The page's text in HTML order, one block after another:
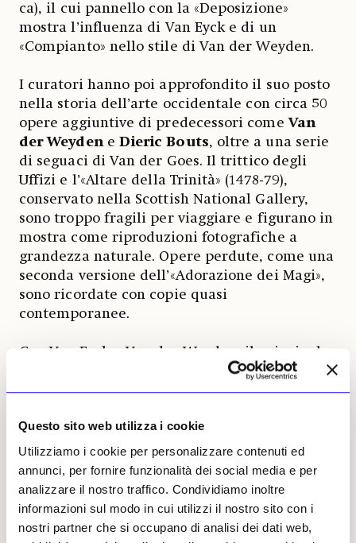
Questo sito web utilizza i cookie
Utilizziamo i cookie per personalizzare contenuti ed
annunci, per fornire funzionalità dei social media e per
analizzare il nostro traffico. Condividiamo inoltre
informazioni sul modo in cui utilizzi il nostro sito con i
nostri partner che si occupano di analisi dei dati web,
ca), il cui pannello con la «Deposizione»
mostra l’influenza di Van Eyck e di un
«Compianto» nello stile di Van der Weyden.
I curatori hanno poi approfondito il suo posto
nella storia dell’arte occidentale con circa 50
opere aggiuntive di predecessori comeVan
der Weydene Dieric Bouts, oltre a una serie
di seguaci di Van der Goes. Il trittico degli
Uffizi e l’«Altare della Trinità» (1478-79),
conservato nella Scottish National Gallery,
sono troppo fragili per viaggiare e figurano in
mostra come riproduzioni fotografiche a
grandezza naturale. Opere perdute, come una
seconda versione dell’«Adorazione dei Magi»,
sono ricordate con copie quasi
contemporanee.
Con Van Eyck e Van der Weyden, il principale
argomento di disputa è l’attribuzione; con Van
der Goes è la cronologia. In una vita lavorativa
numerosi capolavori di grandi dimensioni e di
diversa natura, dapprima in una bottega di
Gand e poi in un fiorente laboratorio
all’interno di un monastero vicino a Bruxelles,
dove entrò come fratello laico in un periodo
che gli studiosi ritengono debba essere